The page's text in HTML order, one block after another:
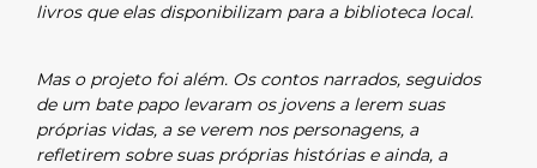
livros que elas disponibilizam para a biblioteca local.
Mas o projeto foi além. Os contos narrados, seguidos
de um bate papo levaram os jovens a lerem suas
próprias vidas, a se verem nos personagens, a
refletirem sobre suas próprias histórias e ainda, a